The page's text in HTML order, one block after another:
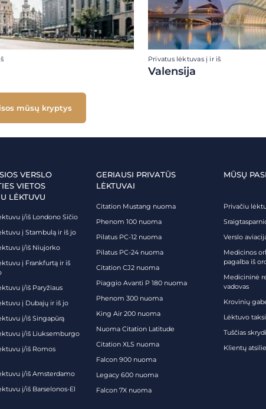
Privatus lėktuvas į ir iš
Valensija
mūsų kryptys
VERSLO
VIETOS
LĖKTUVU
į/iš Londono Sičio
į Stambulą ir iš jo
į/iš Niujorko
į Frankfurtą ir iš
į/iš Paryžiaus
į Dubajų ir iš jo
į/iš Singapūrą
į/iš Liuksemburgo
į/iš Romos
į/iš Amsterdamo
į/iš Barselonos-El
GERIAUSI PRIVATŪS
LĖKTUVAI
Citation Mustang nuoma
Phenom 100 nuoma
Pilatus PC-12 nuoma
Pilatus PC-24 nuoma
Citation CJ2 nuoma
Piaggio Avanti P 180 nuoma
Phenom 300 nuoma
King Air 200 nuoma
Nuoma Citation Latitude
Citation XLS nuoma
Falcon 900 nuoma
Legacy 600 nuoma
Falcon 7X nuoma
MŪSŲ
Privačiu
Verslo
Medicinos
pagalba iš
Medicininė
vadovas
Krovinių
Lėktuvo
Tuščias
Klientų